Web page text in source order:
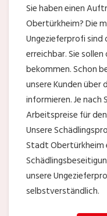
Sie haben einen
Obertürkheim? Die
Ungezieferprofi sind
erreichbar. Sie
bekommen. Schon
unsere Kunden über
informieren. Je nach
Arbeitspreise für
Unsere
Stadt Obertürkheim
unsere
selbstverständlich.